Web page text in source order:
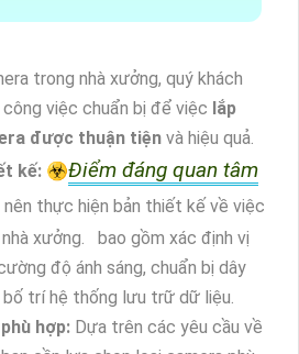
trong nhà xưởng, quý khách
việc chuẩn bị để việc lắp
được thuận tiện và hiệu quả.
kế: ☣️Điểm đáng quan tâm
thực hiện bản thiết kế về việc
xưởng. bao gồm xác định vị
độ ánh sáng, chuẩn bị dây
bố trí hệ thống lưu trữ dữ liệu.
hợp: Dựa trên các yêu cầu về